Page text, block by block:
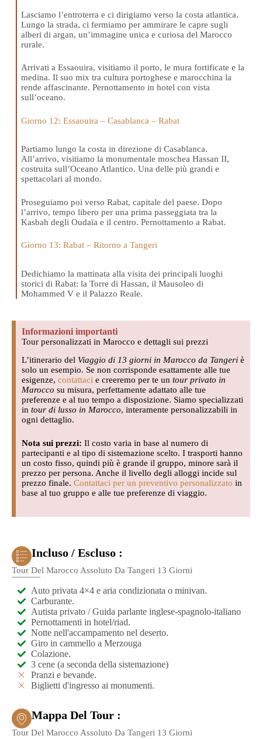
Lasciamo l’entroterra e ci dirigiamo verso la costa atlantica.
Lungo la strada, ci fermiamo per ammirare le capre sugli
alberi di argan, un’immagine unica e curiosa del Marocco
rurale.
Arrivati a Essaouira, visitiamo il porto, le mura fortificate e la
medina. Il suo mix tra cultura portoghese e marocchina la
rende affascinante. Pernottamento in hotel con vista
sull’oceano.
Giorno 12: Essaouira – Casablanca – Rabat
Partiamo lungo la costa in direzione di Casablanca.
All’arrivo, visitiamo la monumentale moschea Hassan II,
costruita sull’Oceano Atlantico. Una delle più grandi e
spettacolari al mondo.
Proseguiamo poi verso Rabat, capitale del paese. Dopo
l’arrivo, tempo libero per una prima passeggiata tra la
Kasbah degli Oudaïa e il centro. Pernottamento a Rabat.
Giorno 13: Rabat – Ritorno a Tangeri
Dedichiamo la mattinata alla visita dei principali luoghi
storici di Rabat: la Torre di Hassan, il Mausoleo di
Mohammed V e il Palazzo Reale.
Informazioni importanti
Tour personalizzati in Marocco e dettagli sui prezzi
L’itinerario del Viaggio di 13 giorni in Marocco da Tangeri è
solo un esempio. Se non corrisponde esattamente alle tue
esigenze, contattaci e creeremo per te un tour privato in
Marocco su misura, perfettamente adattato alle tue
preferenze e al tuo tempo a disposizione. Siamo specializzati
in tour di lusso in Marocco, interamente personalizzabili in
ogni dettaglio.
Nota sui prezzi: Il costo varia in base al numero di
partecipanti e al tipo di sistemazione scelto. I trasporti hanno
un costo fisso, quindi più è grande il gruppo, minore sarà il
prezzo per persona. Anche il livello degli alloggi incide sul
prezzo finale. Contattaci per un preventivo personalizzato in
base al tuo gruppo e alle tue preferenze di viaggio.
Incluso / Escluso :
Tour Del Marocco Assoluto Da Tangeri 13 Giorni
Auto privata 4×4 e aria condizionata o minivan.
Carburante.
Autista privato / Guida parlante inglese-spagnolo-italiano
Pernottamenti in hotel/riad.
Notte nell'accampamento nel deserto.
Giro in cammello a Merzouga
Colazione.
3 cene (a seconda della sistemazione)
Pranzi e bevande.
Biglietti d'ingresso ai monumenti.
Mappa Del Tour :
Tour Del Marocco Assoluto Da Tangeri 13 Giorni